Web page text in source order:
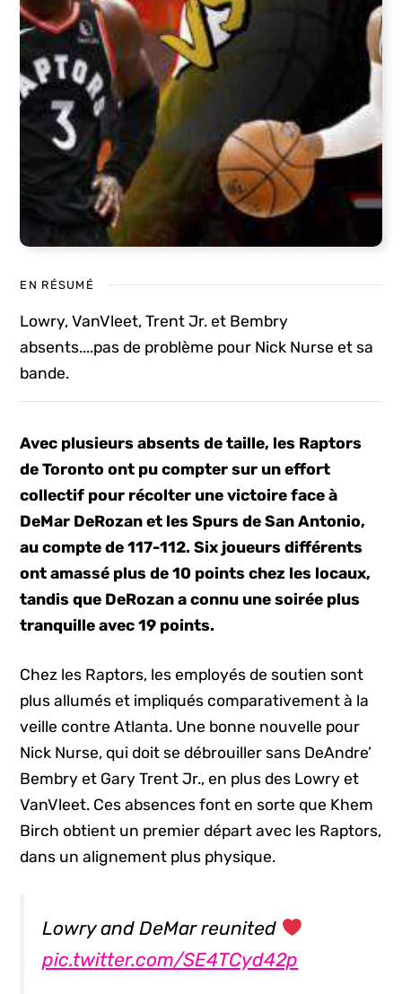
EN RÉSUMÉ
Lowry, VanVleet, Trent Jr. et Bembry
absents....pas de problème pour Nick Nurse et sa
bande.
Avec plusieurs absents de taille, les Raptors
de Toronto ont pu compter sur un effort
collectif pour récolter une victoire face à
DeMar DeRozan et les Spurs de San Antonio,
au compte de 117-112. Six joueurs différents
ont amassé plus de 10 points chez les locaux,
tandis que DeRozan a connu une soirée plus
tranquille avec 19 points.
Chez les Raptors, les employés de soutien sont
plus allumés et impliqués comparativement à la
veille contre Atlanta. Une bonne nouvelle pour
Nick Nurse, qui doit se débrouiller sans DeAndre’
Bembry et Gary Trent Jr., en plus des Lowry et
VanVleet. Ces absences font en sorte que Khem
Birch obtient un premier départ avec les Raptors,
dans un alignement plus physique.
Lowry and DeMar reunited
pic.twitter.com/SE4TCyd42p